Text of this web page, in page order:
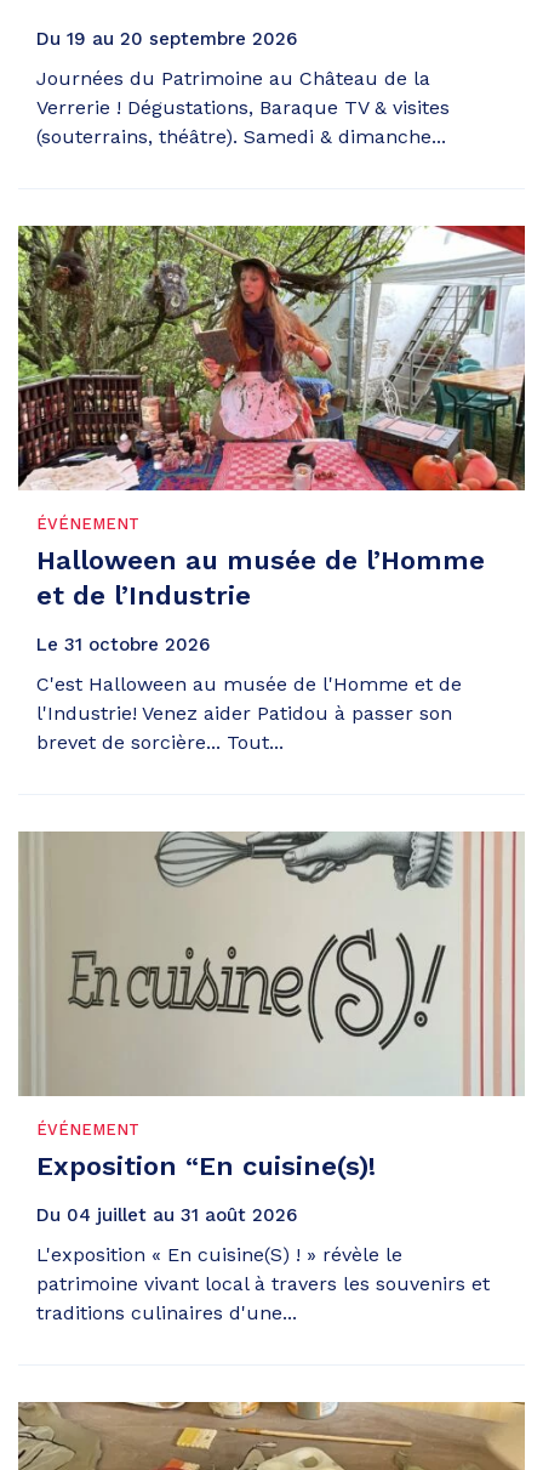
Du 19 au 20 septembre 2026
Journées du Patrimoine au Château de la
Verrerie ! Dégustations, Baraque TV & visites
(souterrains, théâtre). Samedi & dimanche...
ÉVÉNEMENT
Halloween au musée de l’Homme
et de l’Industrie
Le 31 octobre 2026
C'est Halloween au musée de l'Homme et de
l'Industrie! Venez aider Patidou à passer son
brevet de sorcière... Tout...
ÉVÉNEMENT
Exposition “En cuisine(s)!
Du 04 juillet au 31 août 2026
L'exposition « En cuisine(S) ! » révèle le
patrimoine vivant local à travers les souvenirs et
traditions culinaires d'une...